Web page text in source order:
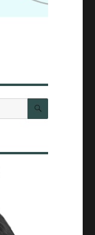
SUCHE